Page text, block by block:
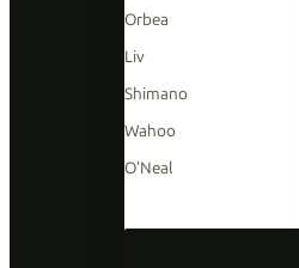
Orbea
Liv
Shimano
Wahoo
O'Neal